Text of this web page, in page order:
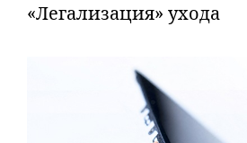
«Легализация» ухода